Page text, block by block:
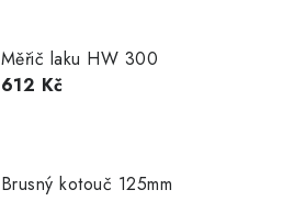
Měřič laku HW 300
612 Kč
Brusný kotouč 125mm